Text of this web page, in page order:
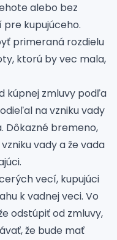
alebo bez
kupujúceho.
primeraná rozdielu
ktorú by vec mala,
kúpnej zmluvy podľa
na vzniku vady
Dôkazné bremeno,
vady a že vada
vecí, kupujúci
k vadnej veci. Vo
odstúpiť od zmluvy,
že bude mať